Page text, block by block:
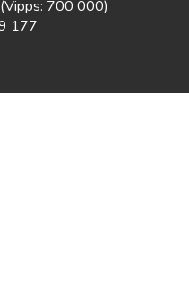
700 000)
177